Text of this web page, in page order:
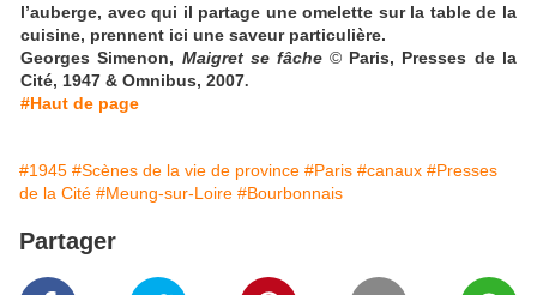
l’auberge, avec qui il partage une omelette sur la table de la
cuisine, prennent ici une saveur particulière.
Georges Simenon, Maigret se fâche© Paris, Presses de la
Cité, 1947 & Omnibus, 2007.
#Haut de page
#1945 #Scènes de la vie de province #Paris #canaux #Presses
de la Cité #Meung-sur-Loire #Bourbonnais
Partager